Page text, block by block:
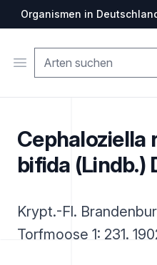
Organismen in
Open menu
Cephaloziella
bifida (Lindb.)
Krypt.-Fl.
Torfmoose 1: 231.